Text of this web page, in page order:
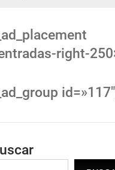
right-
id=»117″]